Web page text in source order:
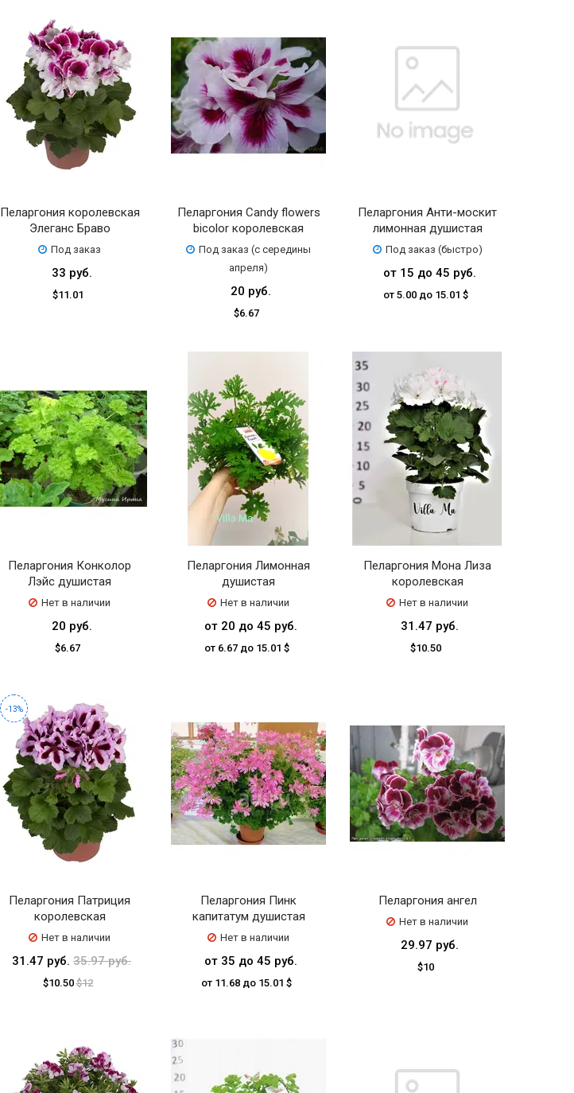
Пеларгония королевская
Элеганс Браво
Под заказ
33 руб.
$11.01
Пеларгония Candy flowers
bicolor королевская
Под заказ (с середины
апреля)
20 руб.
$6.67
Пеларгония Анти-москит
лимонная душистая
Под заказ (быстро)
от 15 до 45 руб.
от 5.00 до 15.01 $
Пеларгония Конколор
Лэйс душистая
Нет в наличии
20 руб.
$6.67
Пеларгония Лимонная
душистая
Нет в наличии
от 20 до 45 руб.
от 6.67 до 15.01 $
Пеларгония Мона Лиза
королевская
Нет в наличии
31.47 руб.
$10.50
-13%
Пеларгония Патриция
королевская
Нет в наличии
31.47 руб. 35.97 руб.
$10.50$12
Пеларгония Пинк
капитатум душистая
Нет в наличии
от 35 до 45 руб.
от 11.68 до 15.01 $
Пеларгония ангел
Нет в наличии
29.97 руб.
$10